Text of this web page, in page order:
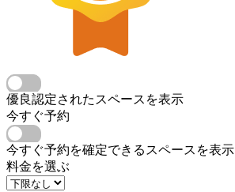
優良認定されたスペースを表示
今すぐ予約
今すぐ予約を確定できるスペースを表示
料金を選ぶ